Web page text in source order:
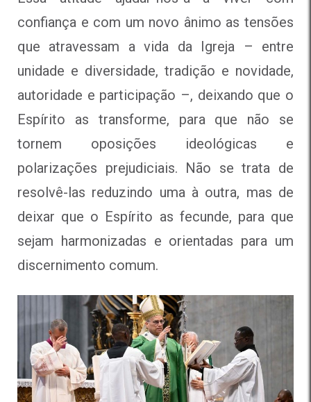
confiança e com um novo ânimo as tensões
que atravessam a vida da Igreja – entre
unidade e diversidade, tradição e novidade,
autoridade e participação –, deixando que o
Espírito as transforme, para que não se
tornem oposições ideológicas e
polarizações prejudiciais. Não se trata de
resolvê-las reduzindo uma à outra, mas de
deixar que o Espírito as fecunde, para que
sejam harmonizadas e orientadas para um
discernimento comum.